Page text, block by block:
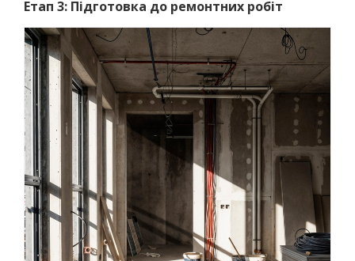
Етап 3: Підготовка до ремонтних робіт